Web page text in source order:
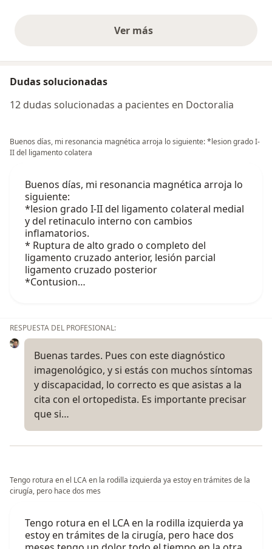
Ver másopiniones anteriores
Dudas solucionadas
12 dudas solucionadas a pacientes en Doctoralia
Buenos días, mi resonancia magnética arroja lo siguiente: *lesion grado I-
II del ligamento colatera
Buenos días, mi resonancia magnética arroja lo
siguiente:
*lesion grado I-II del ligamento colateral medial
y del retinaculo interno con cambios
inflamatorios.
* Ruptura de alto grado o completo del
ligamento cruzado anterior, lesión parcial
ligamento cruzado posterior
*Contusion…
RESPUESTA DEL PROFESIONAL:
Buenas tardes. Pues con este diagnóstico
imagenológico, y si estás con muchos síntomas
y discapacidad, lo correcto es que asistas a la
cita con el ortopedista. Es importante precisar
que si…
Tengo rotura en el LCA en la rodilla izquierda ya estoy en trámites de la
cirugía, pero hace dos mes
Tengo rotura en el LCA en la rodilla izquierda ya
estoy en trámites de la cirugía, pero hace dos